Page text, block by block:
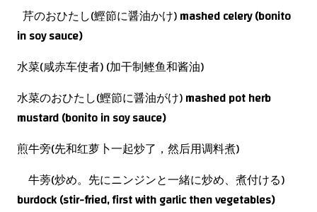
芹のおひたし(鰹節に醤油かけ)mashedcelery (bonito
in soy sauce)
水菜(咸赤车使者) (加干制鲣鱼和酱油)
水菜のおひたし(鰹節に醤油がけ)mashedpot herb
mustard(bonito in soy sauce)
煎牛旁(先和红萝卜一起炒了，然后用调料煮)
牛蒡(炒め。先にニンジンと一緒に炒め、煮付ける)
burdock (stir-fried, first with garlic then vegetables)